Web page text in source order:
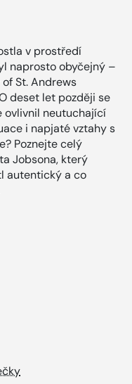
v prostředí
naprosto obyčejný –
St. Andrews
deset let později se
ovlivnil neutuchající
i napjaté vztahy s
Poznejte celý
Jobsona, který
autentický a co